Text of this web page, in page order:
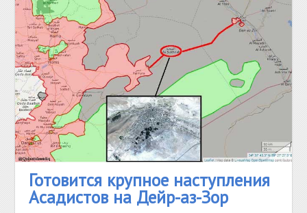
Готовится крупное наступления
Асадистов на Дейр-аз-Зор